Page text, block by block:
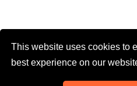
This website uses cookies to
best experience on our